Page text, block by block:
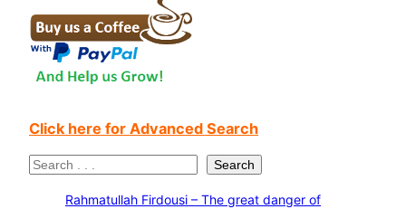
Click here for Advanced Search
S
Search
Rahmatullah Firdousi – The great danger of